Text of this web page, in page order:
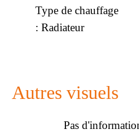
Type de chauffage
Radiateur
Autres visuels
Pas